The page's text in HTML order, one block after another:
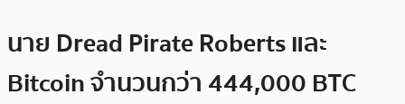
นาย Dread Pirate Roberts และ
Bitcoin จำนวนกว่า 444,000 BTC